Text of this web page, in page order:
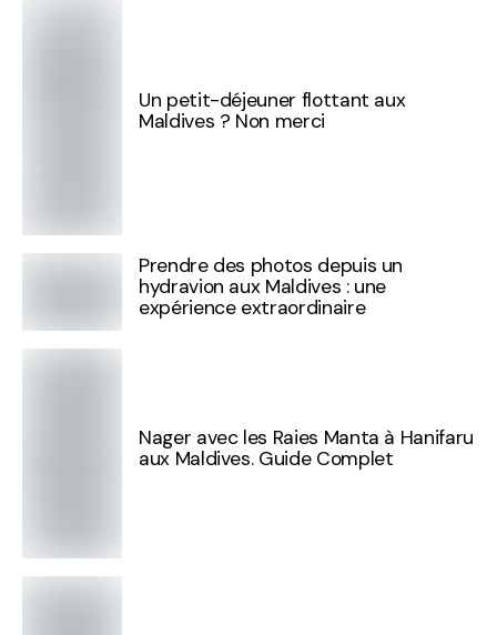
Un petit-déjeuner flottant aux
Maldives ? Non merci
Prendre des photos depuis un
hydravion aux Maldives : une
expérience extraordinaire
Nager avec les Raies Manta à Hanifaru
aux Maldives. Guide Complet